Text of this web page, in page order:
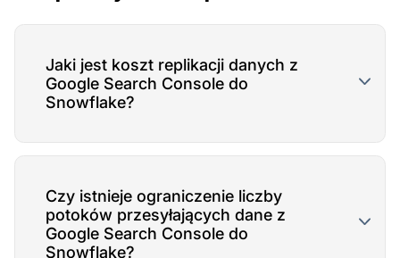
Jaki jest koszt replikacji danych z
Google Search Console do
Snowflake?
Czy istnieje ograniczenie liczby
potoków przesyłających dane z
Google Search Console do
Snowflake?